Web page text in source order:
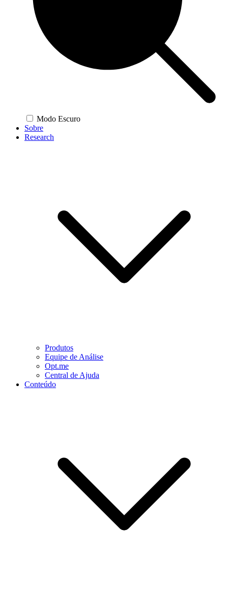
Modo Escuro
Sobre
Research
Produtos
Equipe de Análise
Opt.me
Central de Ajuda
Conteúdo